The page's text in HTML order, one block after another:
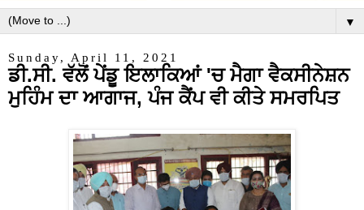
▼
Sunday, April 11, 2021
ਡੀ.ਸੀ. ਵੱਲੋਂ ਪੇਂਡੂ ਇਲਾਕਿਆਂ 'ਚ ਮੈਗਾ ਵੈਕਸੀਨੇਸ਼ਨ
ਮੁਹਿੰਮ ਦਾ ਆਗਾਜ, ਪੰਜ ਕੈਂਪ ਵੀ ਕੀਤੇ ਸਮਰਪਿਤ